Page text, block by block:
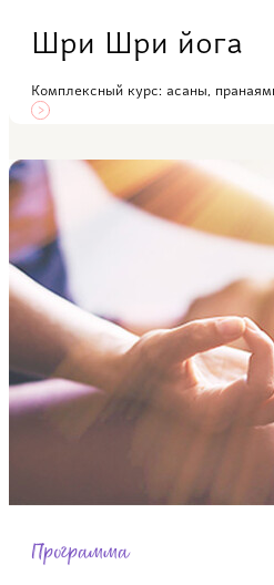
Шри Шри йога
Комплексный курс: асаны,
Программа